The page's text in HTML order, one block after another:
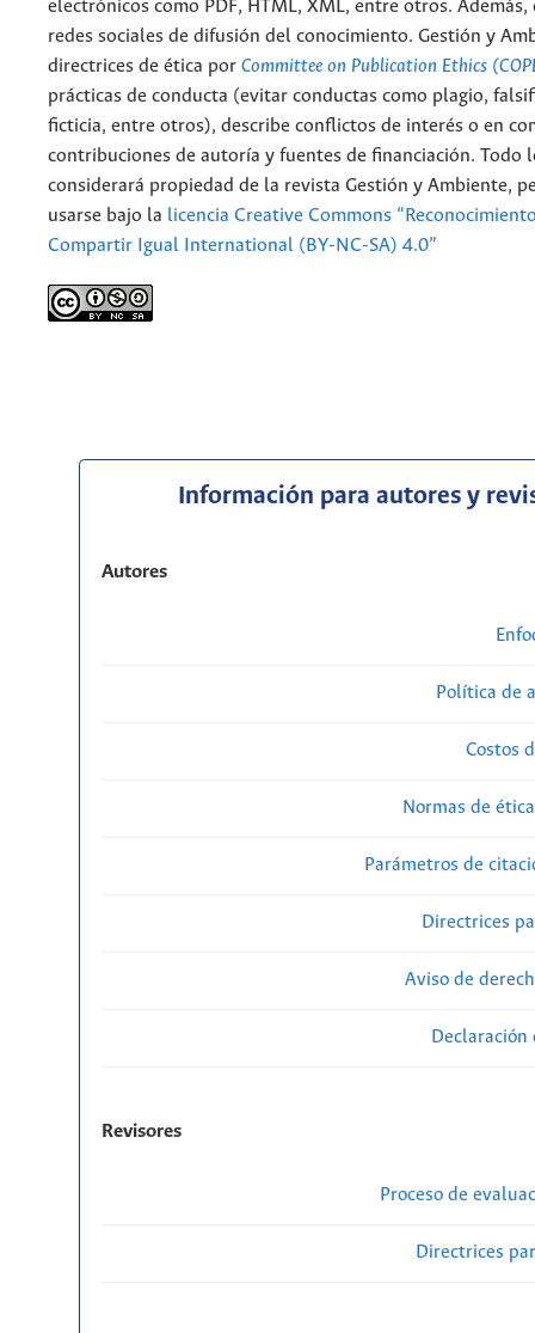
electrónicos como PDF, HTML, XML, entre otros.
redes sociales de difusión del conocimiento. Gestión y
directrices de ética por Committee on Publication Ethics
prácticas de conducta (evitar conductas como plagio,
ficticia, entre otros), describe conflictos de interés o en
contribuciones de autoría y fuentes de financiación. Todo
considerará propiedad de la revista Gestión y Ambiente,
usarse bajo la licencia Creative Commons
Compartir Igual International (BY-NC-SA) 4.0”
Información para autores y
Autores
Política de
Costos
Normas de
Parámetros de
Directrices
Aviso de
Declaración
Revisores
Proceso de
Directrices